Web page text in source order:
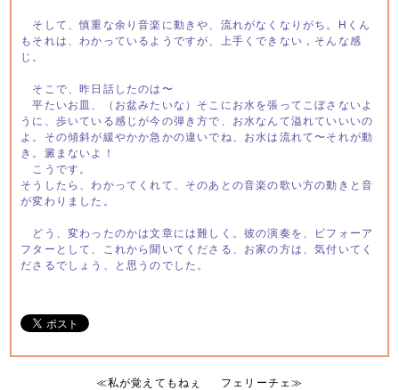
そして、慎重な余り音楽に動きや、流れがなくなりがち。Hくん
もそれは、わかっているようですが、上手くできない，そんな感
じ。
そこで、昨日話したのは〜
平たいお皿、（お盆みたいな）そこにお水を張ってこぼさないよ
うに、歩いている感じが今の弾き方で、お水なんて溢れていいいの
よ。その傾斜が緩やかか急かの違いでね、お水は流れて〜それが動
き。澱まないよ！
こうです。
そうしたら、わかってくれて、そのあとの音楽の歌い方の動きと音
が変わりました。
どう、変わったのかは文章には難しく。彼の演奏を、ビフォーア
フターとして、これから聞いてくださる、お家の方は、気付いてく
ださるでしょう、と思うのでした。
≪私が覚えてもねぇ フェリーチェ≫